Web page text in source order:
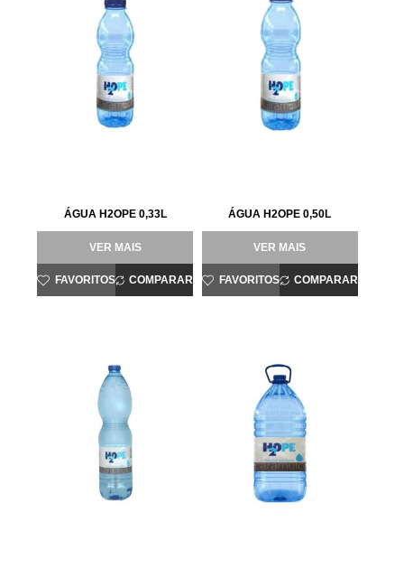
ÁGUA H2OPE 0,33L
VER MAIS
FAVORITOS COMPARAR
ÁGUA H2OPE 0,50L
VER MAIS
FAVORITOS COMPARAR